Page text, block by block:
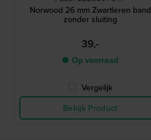
Norwood 26 mm Zwartleren band
zonder sluiting
39,-
● Op voorraad
Vergelijk
Bekijk Product